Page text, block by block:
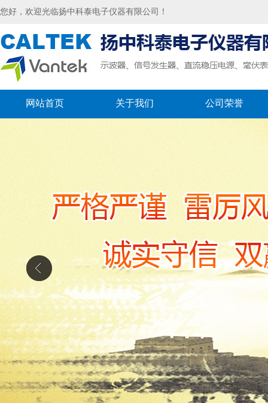
您好，欢迎光临扬中科泰电子仪器有限公司！
网站首页 关于我们 公司荣誉